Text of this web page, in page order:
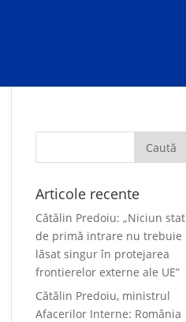
Articole recente
Cătălin Predoiu: „Niciun stat
de primă intrare nu trebuie
lăsat singur în protejarea
frontierelor externe ale UE”
Cătălin Predoiu, ministrul
Afacerilor Interne: România